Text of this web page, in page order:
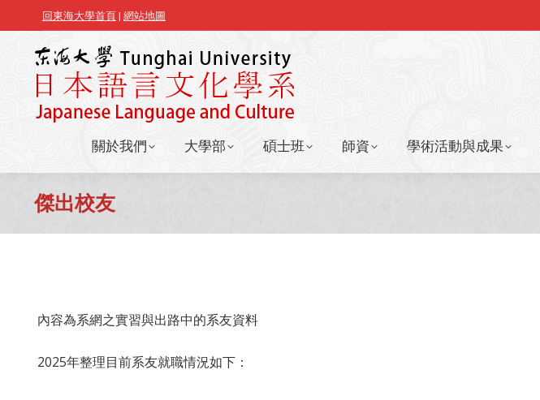
回東海大學首頁 | 網站地圖
關於我們 大學部 碩士班 師資 學術活動與成果
傑出校友
內容為系網之實習與出路中的系友資料
2025年整理目前系友就職情況如下：
關於我們 大學部 碩士班 師資 學術活動與成果